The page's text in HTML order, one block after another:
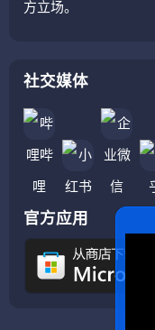
方立场。
社交媒体
官方应用